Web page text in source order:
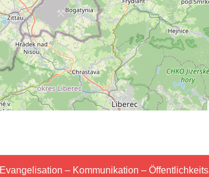
Evangelisation – Kommunikation –